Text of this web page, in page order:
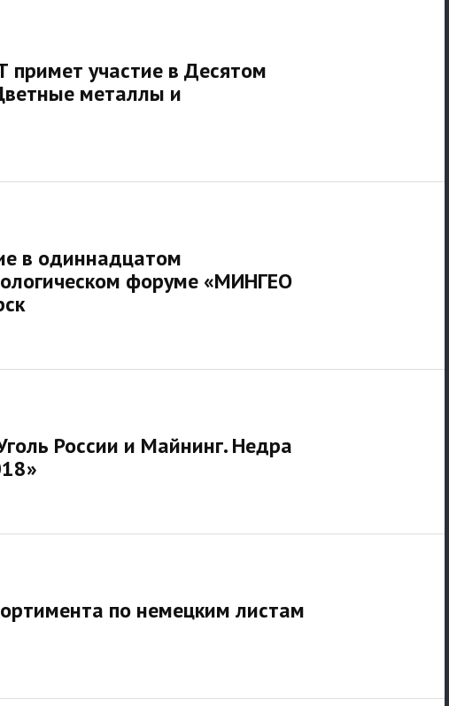
участие в Десятом
металлы и
в одиннадцатом
форуме «МИНГЕО
России и Майнинг. Недра
по немецким листам